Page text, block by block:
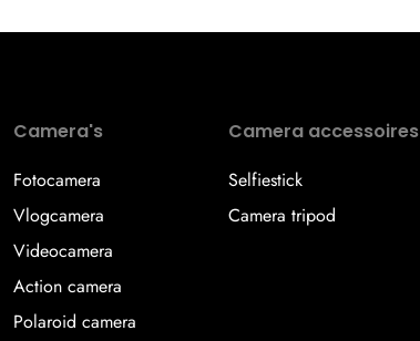
Camera's
Fotocamera
Vlogcamera
Videocamera
Action camera
Polaroid camera
Camera accessoires
Selfiestick
Camera tripod